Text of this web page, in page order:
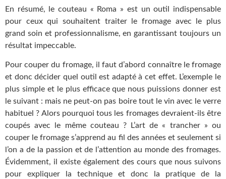
En résumé, le couteau « Roma » est un outil indispensable
pour ceux qui souhaitent traiter le fromage avec le plus
grand soin et professionnalisme, en garantissant toujours un
résultat impeccable.
Pour couper du fromage, il faut d’abord connaître le fromage
et donc décider quel outil est adapté à cet effet. L’exemple le
plus simple et le plus efficace que nous puissions donner est
le suivant : mais ne peut-on pas boire tout le vin avec le verre
habituel ? Alors pourquoi tous les fromages devraient-ils être
coupés avec le même couteau ? L’art de « trancher » ou
couper le fromage s’apprend au fil des années et seulement si
l’on a de la passion et de l’attention au monde des fromages.
Évidemment, il existe également des cours que nous suivons
pour expliquer la technique et donc la pratique de la